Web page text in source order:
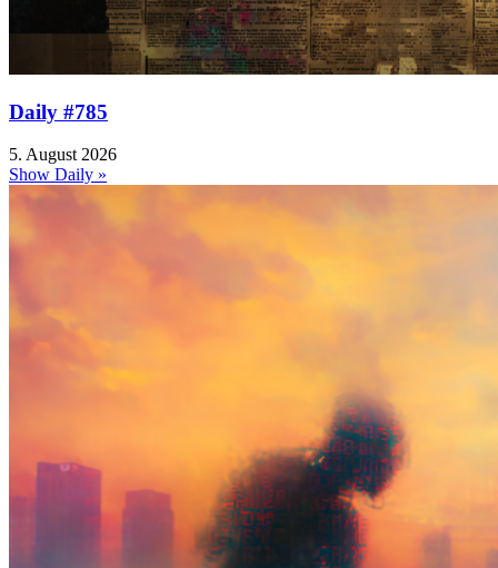
Daily #785
5. August 2026
Show Daily »